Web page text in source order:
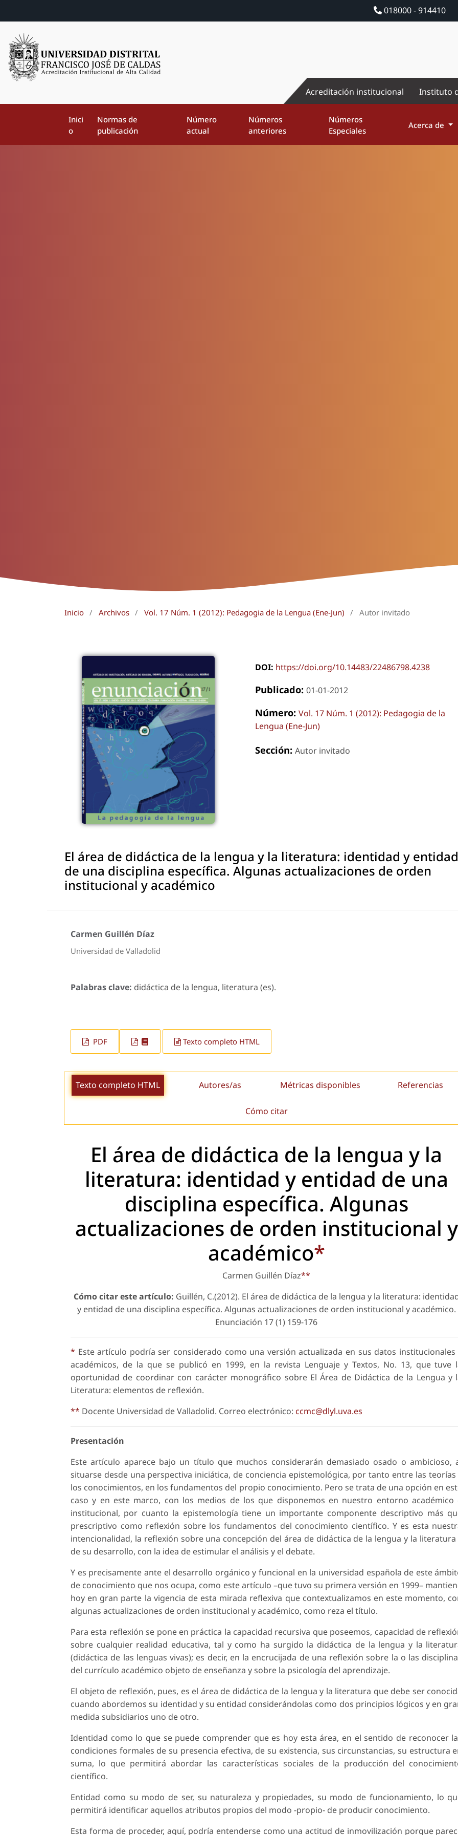
018000 - 914410
Acreditación institucional Instituto
Inici
o
Normas de
publicación
Número
actual
Números
anteriores
Números
Especiales
Acerca de
Inicio / Archivos / Vol. 17 Núm. 1 (2012): Pedagogia de la Lengua (Ene-Jun) / Autor invitado
DOI: https://doi.org/10.14483/22486798.4238
Publicado: 01-01-2012
Número: Vol. 17 Núm. 1 (2012): Pedagogia de la
Lengua (Ene-Jun)
Sección: Autor invitado
El área de didáctica de la lengua y la literatura: identidad y entidad
de una disciplina específica. Algunas actualizaciones de orden
institucional y académico
Carmen Guillén Díaz
Universidad de Valladolid
Palabras clave: didáctica de la lengua, literatura (es).
PDF Texto completo HTML
Texto completo HTML Autores/as Métricas disponibles Referencias
Cómo citar
El área de didáctica de la lengua y la
literatura: identidad y entidad de una
disciplina específica. Algunas
actualizaciones de orden institucional y
académico*
Carmen Guillén Díaz**
Cómo citar este artículo: Guillén, C.(2012). El área de didáctica de la lengua y la literatura:
y entidad de una disciplina específica. Algunas actualizaciones de orden institucional y académico.
Enunciación 17 (1) 159-176
* Este artículo podría ser considerado como una versión actualizada en sus datos institucionales
académicos, de la que se publicó en 1999, en la revista Lenguaje y Textos, No. 13, que tuve
oportunidad de coordinar con carácter monográfico sobre El Área de Didáctica de la Lengua y
Literatura: elementos de reflexión.
** Docente Universidad de Valladolid. Correo electrónico: ccmc@dlyl.uva.es
Presentación
Este artículo aparece bajo un título que muchos considerarán demasiado osado o ambicioso,
situarse desde una perspectiva iniciática, de conciencia epistemológica, por tanto entre las teorías
los conocimientos, en los fundamentos del propio conocimiento. Pero se trata de una opción en
caso y en este marco, con los medios de los que disponemos en nuestro entorno académico
institucional, por cuanto la epistemología tiene un importante componente descriptivo más
prescriptivo como reflexión sobre los fundamentos del conocimiento científico. Y es esta
intencionalidad, la reflexión sobre una concepción del área de didáctica de la lengua y la literatura
de su desarrollo, con la idea de estimular el análisis y el debate.
Y es precisamente ante el desarrollo orgánico y funcional en la universidad española de este
de conocimiento que nos ocupa, como este artículo –que tuvo su primera versión en 1999–
hoy en gran parte la vigencia de esta mirada reflexiva que contextualizamos en este momento,
algunas actualizaciones de orden institucional y académico, como reza el título.
Para esta reflexión se pone en práctica la capacidad recursiva que poseemos, capacidad de
sobre cualquier realidad educativa, tal y como ha surgido la didáctica de la lengua y la
(didáctica de las lenguas vivas); es decir, en la encrucijada de una reflexión sobre la o las
del currículo académico objeto de enseñanza y sobre la psicología del aprendizaje.
El objeto de reflexión, pues, es el área de didáctica de la lengua y la literatura que debe ser
cuando abordemos su identidad y su entidad considerándolas como dos principios lógicos y en
medida subsidiarios uno de otro.
Identidad como lo que se puede comprender que es hoy esta área, en el sentido de reconocer
condiciones formales de su presencia efectiva, de su existencia, sus circunstancias, su estructura
suma, lo que permitirá abordar las características sociales de la producción del
científico.
Entidad como su modo de ser, su naturaleza y propiedades, su modo de funcionamiento, lo
permitirá identificar aquellos atributos propios del modo -propio- de producir conocimiento.
Esta forma de proceder, aquí, podría entenderse como una actitud de inmovilización porque